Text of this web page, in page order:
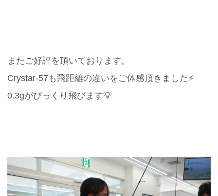
またご好評を頂いております。
Crystar-57も飛距離の違いをご体感頂きました⚡️
0.3gがびっくり飛びます💡